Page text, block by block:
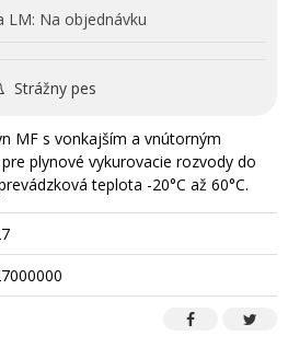
LM: Na objednávku
Strážny pes
MF s vonkajším a vnútorným
plynové vykurovacie rozvody do
teplota -20°C až 60°C.